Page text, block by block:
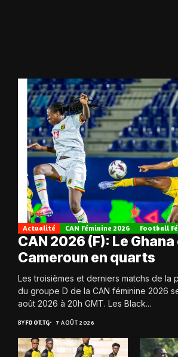
Actualité CAN Féminine 2026 Football
CAN 2026 (F): Le Ghana
Cameroun en quarts
Les troisièmes et derniers matchs de la
du groupe D de la CAN féminine 2026
août 2026 à 20h GMT. Les Black...
BYFOOT.TG 7 AOÛT 2026